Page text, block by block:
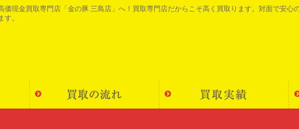
価現金買取専門店「金の豚 三島店」へ！買取専門店だからこそ高く買取ります。対面で安心
。